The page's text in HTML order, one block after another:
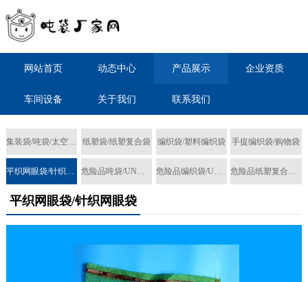
网站首页 动态中心 产品展示 企业资质
车间设备 关于我们 联系我们
集装袋/吨袋/太空袋/FIBC 纸塑袋/纸塑复合袋 编织袋/塑料编织袋 手提编织袋/购物袋
平织网眼袋/针织网眼袋